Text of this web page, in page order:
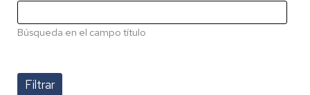
Búsqueda en el campo título